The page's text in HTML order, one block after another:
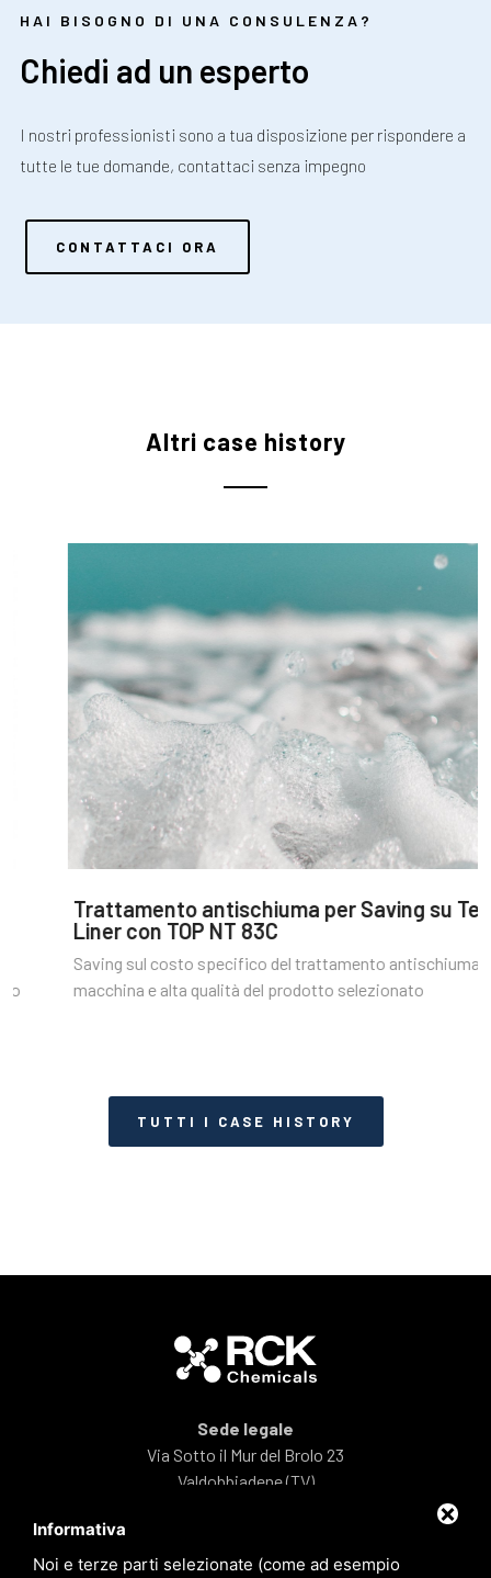
HAI BISOGNO DI UNA CONSULENZA?
Chiedi ad un esperto
I nostri professionisti sono a tua disposizione per rispondere a
tutte le tue domande, contattaci senza impegno
CONTATTACI ORA
Altri case history
Trattamento antischiuma per Saving su Test
Liner con TOP NT 83C
Saving sul costo specifico del trattamento antischiuma di
macchina e alta qualità del prodotto selezionato
TUTTI I CASE HISTORY
Sede legale
Via Sotto il Mur del Brolo 23
Valdobbiadene (TV)
Email:info@rck-chemicals.it
Informativa
Noi e terze parti selezionate (come ad esempio